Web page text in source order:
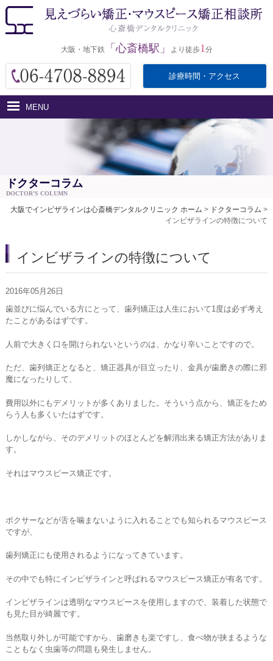
大阪・地下鉄 「心斎橋駅」 より徒歩1 分
診療時間・アクセス
MENU
ホーム
インビザラインとは
アクセス
ドクターコラム
DOCTOR’S COLUMN
大阪でインビザラインは心斎橋デンタルクリニック ホーム > ドクターコラム >
インビザラインの特徴について
インビザラインの特徴について
2016年05月26日
歯並びに悩んでいる方にとって、歯列矯正は人生において1度は必ず考え
たことがあるはずです。
人前で大きく口を開けられないというのは、かなり辛いことですので。
ただ、歯列矯正となると、矯正器具が目立ったり、金具が歯磨きの際に邪
魔になったりして、
費用以外にもデメリットが多くありました。そういう点から、矯正をため
らう人も多くいたはずです。
しかしながら、そのデメリットのほとんどを解消出来る矯正方法がありま
す。
それはマウスピース矯正です。
ボクサーなどが舌を噛まないように入れることでも知られるマウスピース
ですが、
歯列矯正にも使用されるようになってきています。
その中でも特にインビザラインと呼ばれるマウスピース矯正が有名です。
インビザラインは透明なマウスピースを使用しますので、装着した状態で
も見た目が綺麗です。
当然取り外しが可能ですから、歯磨きも楽ですし、食べ物が挟まるような
こともなく虫歯等の問題も発生しません。